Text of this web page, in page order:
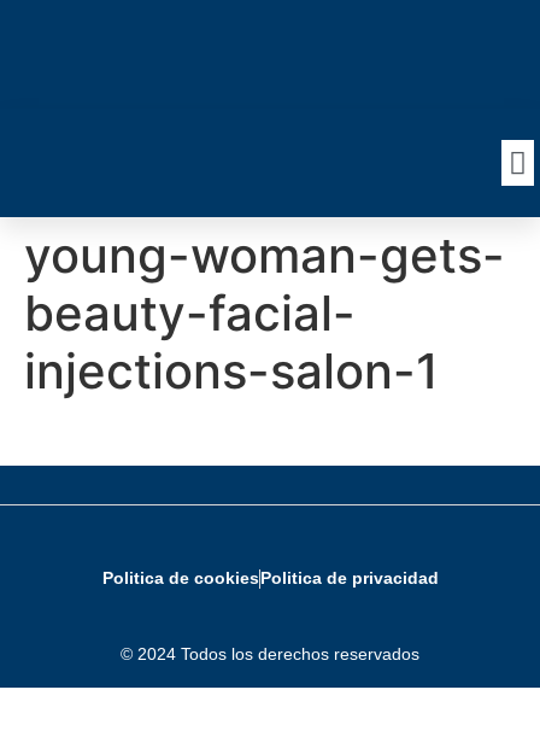
young-woman-gets-
beauty-facial-
injections-salon-1
Politica de cookiesPolitica de privacidad
© 2024 Todos los derechos reservados